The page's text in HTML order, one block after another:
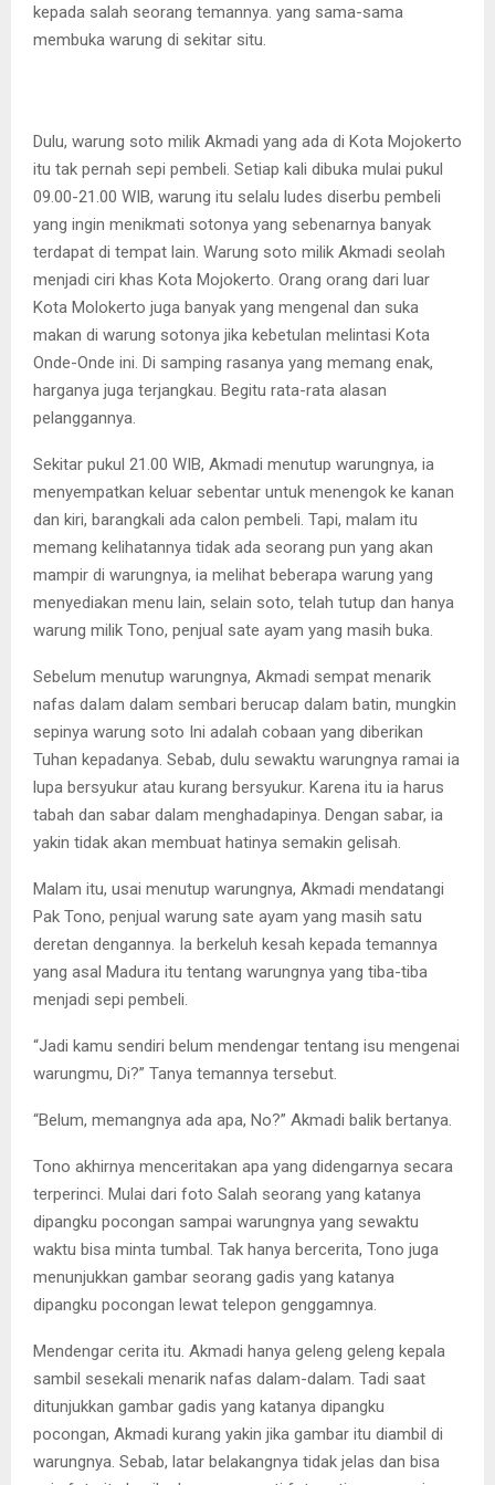
kepada salah seorang temannya. yang sama-sama
membuka warung di sekitar situ.
Dulu, warung soto milik Akmadi yang ada di Kota Mojokerto
itu tak pernah sepi pembeli. Setiap kali dibuka mulai pukul
09.00-21.00 WIB, warung itu selalu ludes diserbu pembeli
yang ingin menikmati sotonya yang sebenarnya banyak
terdapat di tempat lain. Warung soto milik Akmadi seolah
menjadi ciri khas Kota Mojokerto. Orang orang dari luar
Kota Molokerto juga banyak yang mengenal dan suka
makan di warung sotonya jika kebetulan melintasi Kota
Onde-Onde ini. Di samping rasanya yang memang enak,
harganya juga terjangkau. Begitu rata-rata alasan
pelanggannya.
Sekitar pukul 21.00 WIB, Akmadi menutup warungnya, ia
menyempatkan keluar sebentar untuk menengok ke kanan
dan kiri, barangkali ada calon pembeli. Tapi, malam itu
memang kelihatannya tidak ada seorang pun yang akan
mampir di warungnya, ia melihat beberapa warung yang
menyediakan menu lain, selain soto, telah tutup dan hanya
warung milik Tono, penjual sate ayam yang masih buka.
Sebelum menutup warungnya, Akmadi sempat menarik
nafas daIam dalam sembari berucap dalam batin, mungkin
sepinya warung soto Ini adalah cobaan yang diberikan
Tuhan kepadanya. Sebab, dulu sewaktu warungnya ramai ia
lupa bersyukur atau kurang bersyukur. Karena itu ia harus
tabah dan sabar dalam menghadapinya. Dengan sabar, ia
yakin tidak akan membuat hatinya semakin gelisah.
Malam itu, usai menutup warungnya, Akmadi mendatangi
Pak Tono, penjual warung sate ayam yang masih satu
deretan dengannya. Ia berkeluh kesah kepada temannya
yang asal Madura itu tentang warungnya yang tiba-tiba
menjadi sepi pembeli.
“Jadi kamu sendiri belum mendengar tentang isu mengenai
warungmu, Di?” Tanya temannya tersebut.
“Belum, memangnya ada apa, No?” Akmadi balik bertanya.
Tono akhirnya menceritakan apa yang didengarnya secara
terperinci. Mulai dari foto Salah seorang yang katanya
dipangku pocongan sampai warungnya yang sewaktu
waktu bisa minta tumbal. Tak hanya bercerita, Tono juga
menunjukkan gambar seorang gadis yang katanya
dipangku pocongan lewat telepon genggamnya.
Mendengar cerita itu. Akmadi hanya geleng geleng kepala
sambil sesekali menarik nafas dalam-dalam. Tadi saat
ditunjukkan gambar gadis yang katanya dipangku
pocongan, Akmadi kurang yakin jika gambar itu diambil di
warungnya. Sebab, latar belakangnya tidak jelas dan bisa